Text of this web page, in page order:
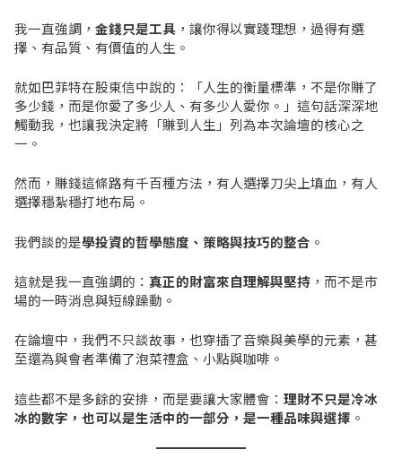
我一直強調， 金錢只是工具，讓你得以實踐理想，過得有選
擇、有品質、有價值的人生。
就如巴菲特在股東信中說的：「人生的衡量標準，不是你賺了
多少錢，而是你愛了多少人、有多少人愛你。」這句話深深地
觸動我，也讓我決定將「賺到人生」列為本次論壇的核心之
一。
然而，賺錢這條路有千百種方法，有人選擇刀尖上填血，有人
選擇穩紮穩打地布局。
我們談的是學投資的哲學態度、策略與技巧的整合 。
這就是我一直強調的： 真正的財富來自理解與堅持，而不是市
場的一時消息與短線躁動。
在論壇中，我們不只談故事，也穿插了音樂與美學的元素，甚
至還為與會者準備了泡菜禮盒、小點與咖啡。
這些都不是多餘的安排，而是要讓大家體會： 理財不只是冷冰
冰的數字，也可以是生活中的一部分，是一種品味與選擇 。